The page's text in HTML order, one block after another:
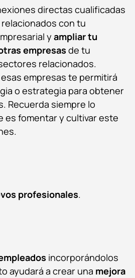
directas cualificadas
con tu
y ampliar tu
empresas de tu
relacionados.
empresas te permitirá
o estrategia para obtener
Recuerda siempre lo
es fomentar y cultivar este
profesionales.
incorporándolos
ayudará a crear una mejora